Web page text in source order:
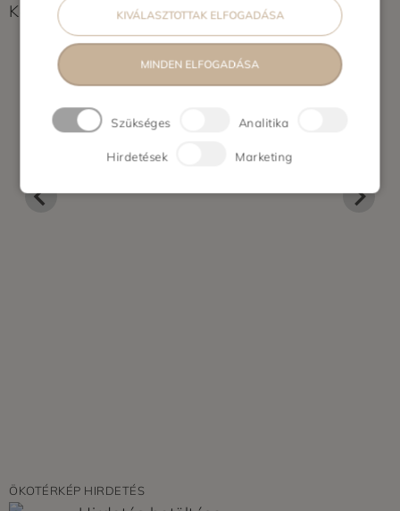
Képek feltöltés alatt...
ÖKOTÉRKÉP HIRDETÉS
KIVÁLASZTOTTAK ELFOGADÁSA
MINDEN ELFOGADÁSA
Szükséges Analitika
Hirdetések Marketing